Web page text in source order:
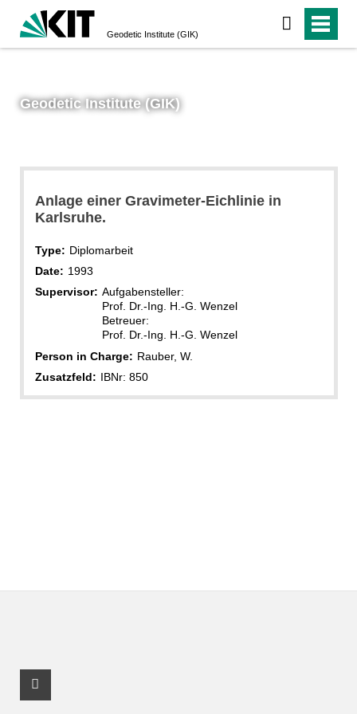
Geodetic Institute (GIK)
Geodetic Institute (GIK)
Anlage einer Gravimeter-Eichlinie in
Karlsruhe.
Type: Diplomarbeit
Date: 1993
Supervisor: Aufgabensteller:
Prof. Dr.-Ing. H.-G. Wenzel
Betreuer:
Prof. Dr.-Ing. H.-G. Wenzel
Person in Charge: Rauber, W.
Zusatzfeld: IBNr: 850